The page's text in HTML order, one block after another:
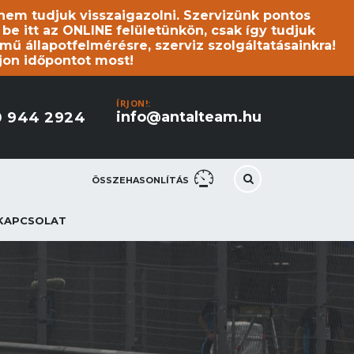
tudjuk visszaigazolni. Szervizünk pontos
itt az ONLINE felületünkön, csak így tudjuk
állapotfelmérésre, szerviz szolgáltatásainkra!
időpontot most!
ÍRJON!:
info@antalteam.hu
944 2924
ÖSSZEHASONLÍTÁS